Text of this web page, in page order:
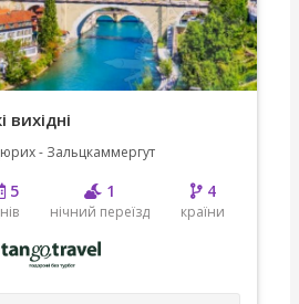
- Зальцкаммергут
5 1
нічний переїзд
4
країни